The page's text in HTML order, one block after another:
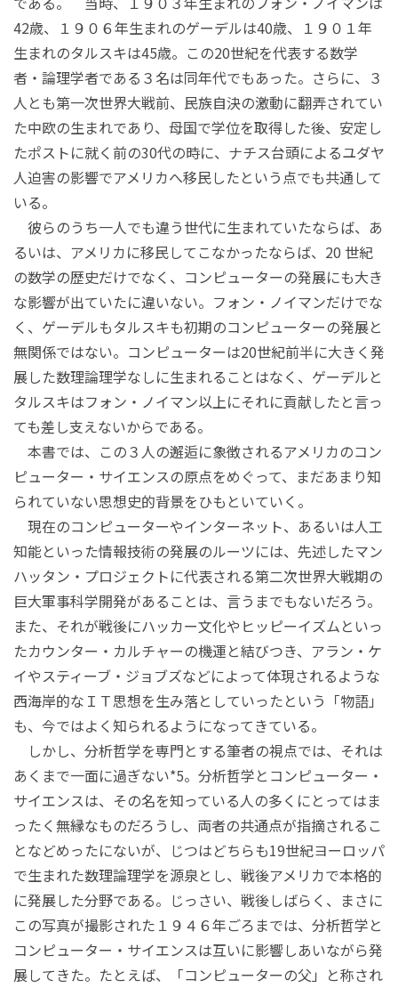
42歳、１９０６年生まれのゲーデルは40歳、１９０１年
生まれのタルスキは45歳。この20世紀を代表する数学
者・論理学者である３名は同年代でもあった。さらに、３
人とも第一次世界大戦前、民族自決の激動に翻弄されてい
た中欧の生まれであり、母国で学位を取得した後、安定し
たポストに就く前の30代の時に、ナチス台頭によるユダヤ
人迫害の影響でアメリカへ移民したという点でも共通して
いる。
彼らのうち一人でも違う世代に生まれていたならば、あ
るいは、アメリカに移民してこなかったならば、20 世紀
の数学の歴史だけでなく、コンピューターの発展にも大き
な影響が出ていたに違いない。フォン・ノイマンだけでな
く、ゲーデルもタルスキも初期のコンピューターの発展と
無関係ではない。コンピューターは20世紀前半に大きく発
展した数理論理学なしに生まれることはなく、ゲーデルと
タルスキはフォン・ノイマン以上にそれに貢献したと言っ
ても差し支えないからである。
本書では、この３人の邂逅に象徴されるアメリカのコン
ピューター・サイエンスの原点をめぐって、まだあまり知
られていない思想史的背景をひもといていく。
現在のコンピューターやインターネット、あるいは人工
知能といった情報技術の発展のルーツには、先述したマン
ハッタン・プロジェクトに代表される第二次世界大戦期の
巨大軍事科学開発があることは、言うまでもないだろう。
また、それが戦後にハッカー文化やヒッピーイズムといっ
たカウンター・カルチャーの機運と結びつき、アラン・ケ
イやスティーブ・ジョブズなどによって体現されるような
西海岸的なＩＴ思想を生み落としていったという「物語」
も、今ではよく知られるようになってきている。
しかし、分析哲学を専門とする筆者の視点では、それは
あくまで一面に過ぎない*5。分析哲学とコンピューター・
サイエンスは、その名を知っている人の多くにとってはま
ったく無縁なものだろうし、両者の共通点が指摘されるこ
となどめったにないが、じつはどちらも19世紀ヨーロッパ
で生まれた数理論理学を源泉とし、戦後アメリカで本格的
に発展した分野である。じっさい、戦後しばらく、まさに
この写真が撮影された１９４６年ごろまでは、分析哲学と
コンピューター・サイエンスは互いに影響しあいながら発
展してきた。たとえば、「コンピューターの父」と称され